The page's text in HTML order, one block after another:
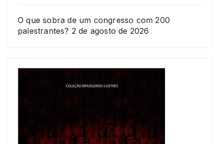
O que sobra de um congresso com 200
palestrantes? 2 de agosto de 2026